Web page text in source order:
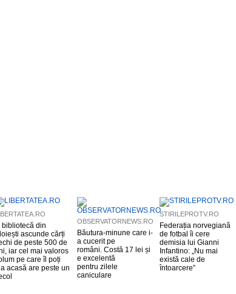
bibliotecă din
ascunde cărți
de peste 500 de
iar cel mai valoros
pe care îl poți
acasă are peste un
OBSERVATORNEWS.RO
Băutura-minune care i-
a cucerit pe
români. Costă 17 lei și
e excelentă
pentru zilele
caniculare
STIRILEPROTV.RO
Federația norvegiană
de fotbal îi cere
demisia lui Gianni
Infantino: „Nu mai
există cale de
întoarcere”